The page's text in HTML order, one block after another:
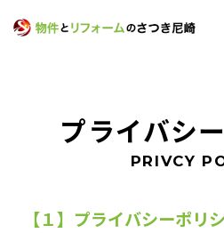
プライバシ
PRIVCY
【１】プライバシーポリ